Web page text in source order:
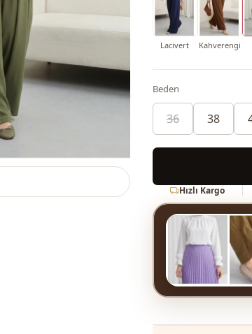
Lacivert Kahverengi
Beden
36 38
Hızlı Kargo